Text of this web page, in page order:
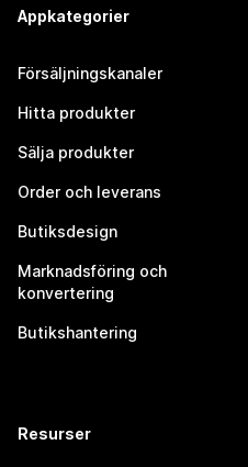
Appkategorier
Försäljningskanaler
Hitta produkter
Sälja produkter
Order och leverans
Butiksdesign
Marknadsföring och
konvertering
Butikshantering
Resurser